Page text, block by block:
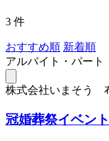
3 件
おすすめ順 新着順
アルバイト・パート
株式会社いまそう
冠婚葬祭イベン